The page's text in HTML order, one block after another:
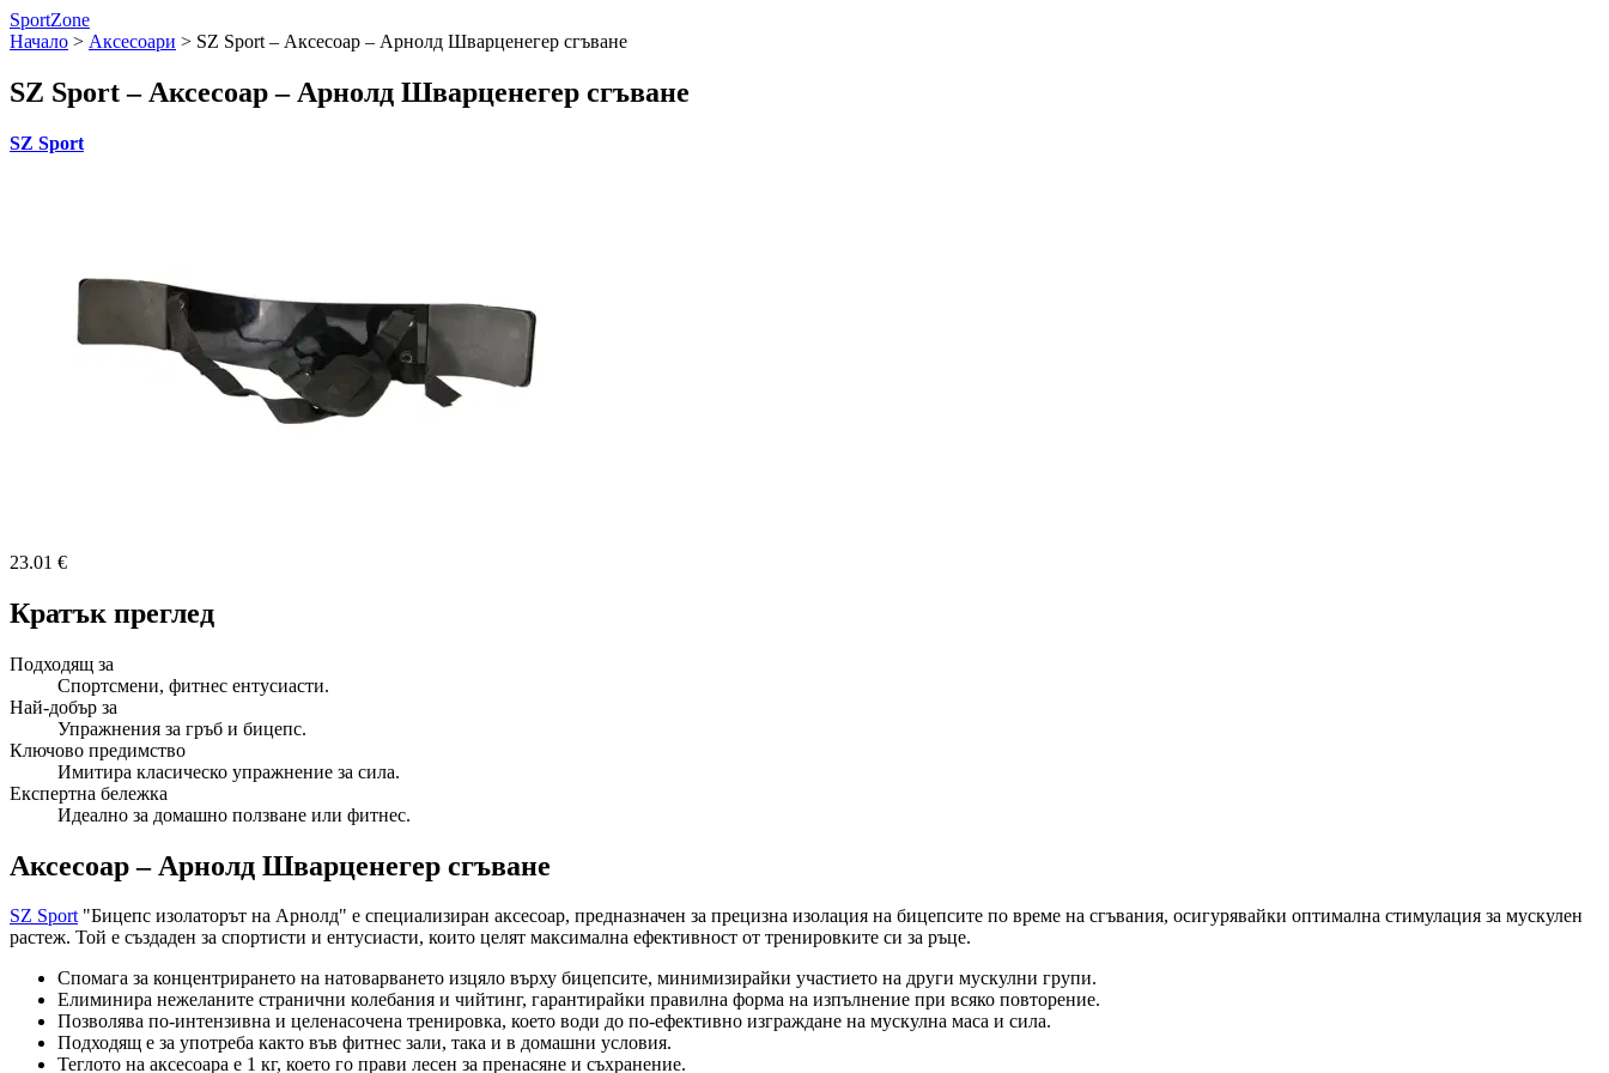
SportZone
Начало > Аксесоари > SZ Sport – Аксесоар – Арнолд Шварценегер сгъване
SZ Sport – Аксесоар – Арнолд Шварценегер сгъване
SZ Sport
23.01 €
Кратък преглед
Подходящ за
Спортсмени, фитнес ентусиасти.
Най-добър за
Упражнения за гръб и бицепс.
Ключово предимство
Имитира класическо упражнение за сила.
Експертна бележка
Идеално за домашно ползване или фитнес.
Аксесоар – Арнолд Шварценегер сгъване
SZ Sport"Бицепс изолаторът на Арнолд" е специализиран аксесоар, предназначен за прецизна изолация на бицепсите по време на сгъвания, осигурявайки оптимална стимулация за мускулен
растеж. Той е създаден за спортисти и ентусиасти, които целят максимална ефективност от тренировките си за ръце.
Спомага за концентрирането на натоварването изцяло върху бицепсите, минимизирайки участието на други мускулни групи.
Елиминира нежеланите странични колебания и чийтинг, гарантирайки правилна форма на изпълнение при всяко повторение.
Позволява по-интензивна и целенасочена тренировка, което води до по-ефективно изграждане на мускулна маса и сила.
Подходящ е за употреба както във фитнес зали, така и в домашни условия.
Теглото на аксесоара е 1 кг, което го прави лесен за пренасяне и съхранение.